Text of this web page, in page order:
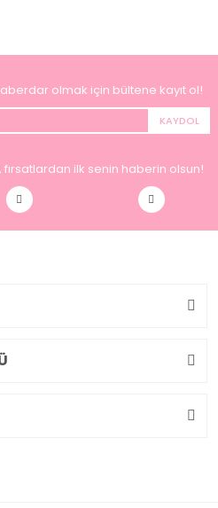
olmak için bültene kayıt ol!
KAYDOL
ilk senin haberin olsun!